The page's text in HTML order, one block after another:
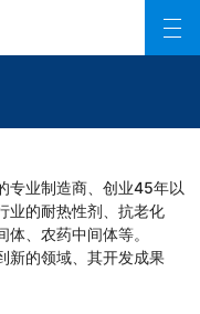
专业制造商、创业45年以
业的耐热性剂、抗老化
、农药中间体等。
新的领域、其开发成果